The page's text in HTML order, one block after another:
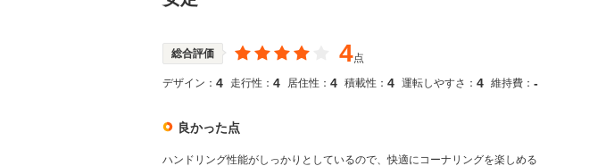
総合評価 4点
デザイン： 4 走行性： 4 居住性： 4 積載性： 4 運転しやすさ： 4 維持費： -
良かった点
ハンドリング性能がしっかりとしているので、快適にコーナリングを楽しめる